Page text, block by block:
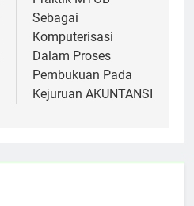
Sebagai
Komputerisasi
Dalam Proses
Pembukuan Pada
Kejuruan AKUNTANSI